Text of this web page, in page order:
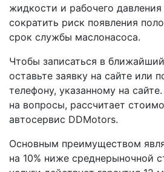
жидкости и рабочего давления
сократить риск появления
срок службы маслонасоса.
Чтобы записаться в
оставьте заявку на сайте или
телефону, указанному на
на вопросы, рассчитает
автосервис DDMotors.
Основным преимуществом
на 10% ниже среднерыночной